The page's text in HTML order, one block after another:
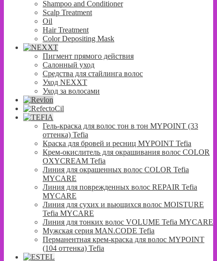
Shampoo and Conditioner
Scalp Treatment
Oil
Hair Treatment
Color Depositing Mask
Пигмент прямого действия
Салонный уход
Средства для стайлинга волос
Уход NEXXT
Уход за волосами
Гель-краска для волос тон в тон MYPOINT (33
оттенка) Tefia
Краска для бровей и ресниц MYPOINT Tefia
Крем-окислитель для окрашивания волос COLOR
OXYCREAM Tefia
Линия для окрашенных волос COLOR Tefia
MYCARE
Линия для поврежденных волос REPAIR Tefia
MYCARE
Линия для сухих и вьющихся волос MOISTURE
Tefia MYCARE
Линия для тонких волос VOLUME Tefia MYCARE
Мужская серия MAN.CODE Tefia
Перманентная крем-краска для волос MYPOINT
(104 оттенка) Tefia